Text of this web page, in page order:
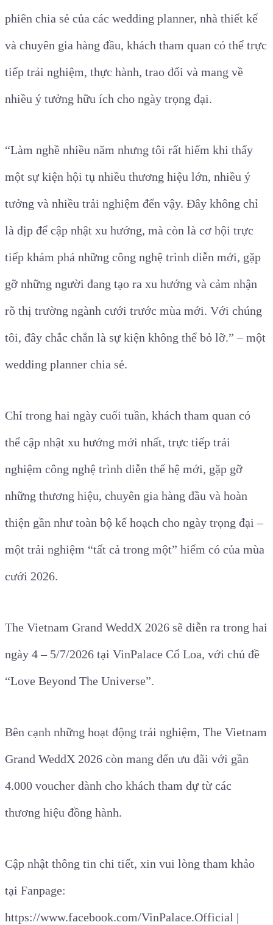
phiên chia sẻ của các wedding planner, nhà thiết kế
và chuyên gia hàng đầu, khách tham quan có thể trực
tiếp trải nghiệm, thực hành, trao đổi và mang về
nhiều ý tưởng hữu ích cho ngày trọng đại.
“Làm nghề nhiều năm nhưng tôi rất hiếm khi thấy
một sự kiện hội tụ nhiều thương hiệu lớn, nhiều ý
tưởng và nhiều trải nghiệm đến vậy. Đây không chỉ
là dịp để cập nhật xu hướng, mà còn là cơ hội trực
tiếp khám phá những công nghệ trình diễn mới, gặp
gỡ những người đang tạo ra xu hướng và cảm nhận
rõ thị trường ngành cưới trước mùa mới. Với chúng
tôi, đây chắc chắn là sự kiện không thể bỏ lỡ.” – một
wedding planner chia sẻ.
Chỉ trong hai ngày cuối tuần, khách tham quan có
thể cập nhật xu hướng mới nhất, trực tiếp trải
nghiệm công nghệ trình diễn thế hệ mới, gặp gỡ
những thương hiệu, chuyên gia hàng đầu và hoàn
thiện gần như toàn bộ kế hoạch cho ngày trọng đại –
một trải nghiệm “tất cả trong một” hiếm có của mùa
cưới 2026.
The Vietnam Grand WeddX 2026 sẽ diễn ra trong hai
ngày 4 – 5/7/2026 tại VinPalace Cổ Loa, với chủ đề
“Love Beyond The Universe”.
Bên cạnh những hoạt động trải nghiệm, The Vietnam
Grand WeddX 2026 còn mang đến ưu đãi với gần
4.000 voucher dành cho khách tham dự từ các
thương hiệu đồng hành.
Cập nhật thông tin chi tiết, xin vui lòng tham khảo
tại Fanpage:
https://www.facebook.com/VinPalace.Official |